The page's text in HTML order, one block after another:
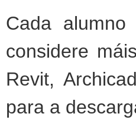
Cada
considere
Revit,
para a